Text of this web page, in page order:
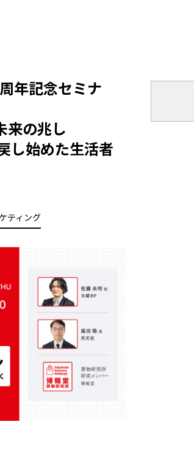
年記念セミナ
来の兆し
し始めた生活者
ティング